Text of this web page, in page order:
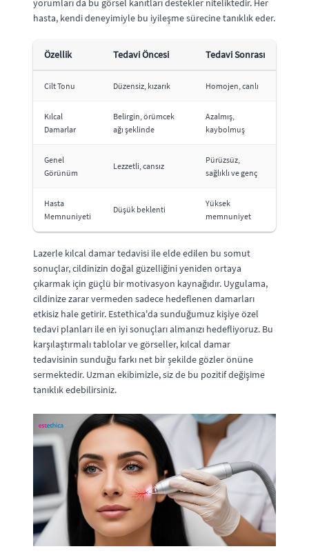
yorumları da bu görsel kanıtları destekler niteliktedir. Her
hasta, kendi deneyimiyle bu iyileşme sürecine tanıklık eder.
Özellik Tedavi Öncesi Tedavi Sonrası
Cilt Tonu Düzensiz, kızarık Homojen, canlı
Kılcal
Damarlar
Belirgin, örümcek
ağı şeklinde
Azalmış,
kaybolmuş
Genel
Görünüm
Lezzetli, cansız
Pürüzsüz,
sağlıklı ve genç
Hasta
Memnuniyeti
Düşük beklenti
Yüksek
memnuniyet
Lazerle kılcal damar tedavisi ile elde edilen bu somut
sonuçlar, cildinizin doğal güzelliğini yeniden ortaya
çıkarmak için güçlü bir motivasyon kaynağıdır. Uygulama,
cildinize zarar vermeden sadece hedeflenen damarları
etkisiz hale getirir. Estethica'da sunduğumuz kişiye özel
tedavi planları ile en iyi sonuçları almanızı hedefliyoruz. Bu
karşılaştırmalı tablolar ve görseller, kılcal damar
tedavisinin sunduğu farkı net bir şekilde gözler önüne
sermektedir. Uzman ekibimizle, siz de bu pozitif değişime
tanıklık edebilirsiniz.